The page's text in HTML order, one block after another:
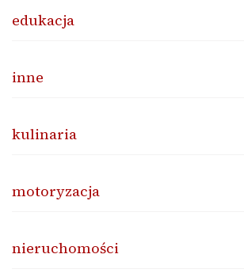
edukacja
inne
kulinaria
motoryzacja
nieruchomości